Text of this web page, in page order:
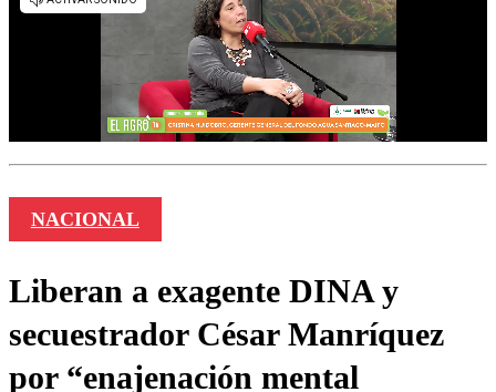
NACIONAL
Liberan a exagente DINA y
secuestrador César Manríquez
por “enajenación mental